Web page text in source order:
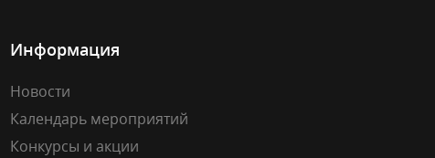
Информация
Новости
Календарь мероприятий
Конкурсы и акции